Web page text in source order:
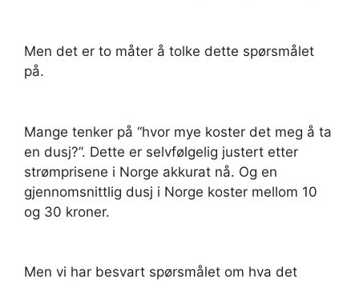
Men det er to måter å tolke dette spørsmålet
på.
Mange tenker på “hvor mye koster det meg å ta
en dusj?”. Dette er selvfølgelig justert etter
strømprisene i Norge akkurat nå. Og en
gjennomsnittlig dusj i Norge koster mellom 10
og 30 kroner.
Men vi har besvart spørsmålet om hva det